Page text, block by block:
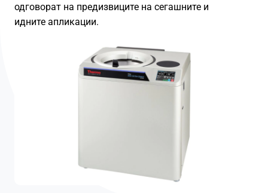
одговорат на предизвиците на сегашните и
идните апликации.